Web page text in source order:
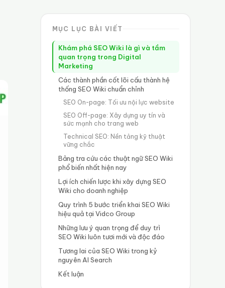
MỤC LỤC BÀI VIẾT
Khám phá SEO Wiki là gì và tầm
quan trọng trong Digital
Marketing
Các thành phần cốt lõi cấu thành hệ
thống SEO Wiki chuẩn chỉnh
SEO On-page: Tối ưu nội lực website
SEO Off-page: Xây dựng uy tín và
sức mạnh cho trang web
Technical SEO: Nền tảng kỹ thuật
vững chắc
Bảng tra cứu các thuật ngữ SEO Wiki
phổ biến nhất hiện nay
Lợi ích chiến lược khi xây dựng SEO
Wiki cho doanh nghiệp
Quy trình 5 bước triển khai SEO Wiki
hiệu quả tại Vidco Group
Những lưu ý quan trọng để duy trì
SEO Wiki luôn tươi mới và độc đáo
Tương lai của SEO Wiki trong kỷ
nguyên AI Search
Kết luận